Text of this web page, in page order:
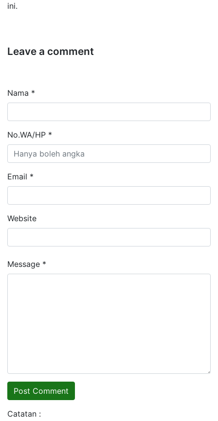
ini.
Leave a comment
Nama *
No.WA/HP *
Email *
Website
Message *
Catatan :